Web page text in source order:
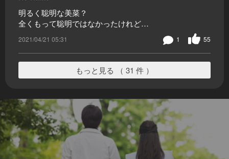
明るく聡明な美菜？
全くもって聡明ではなかったけれど…
2021/04/21 05:31 55
1
もっと見る （ 31 件 ）